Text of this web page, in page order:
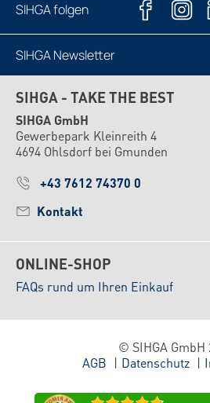
SIHGA folgen
SIHGA Newsletter
SIHGA - TAKE THE BEST
SIHGA GmbH
Gewerbepark Kleinreith 4
4694 Ohlsdorf bei Gmunden
+43 7612 74370 0
Kontakt
ONLINE-SHOP
FAQs rund um Ihren Einkauf
© SIHGA GmbH
AGB
Datenschutz